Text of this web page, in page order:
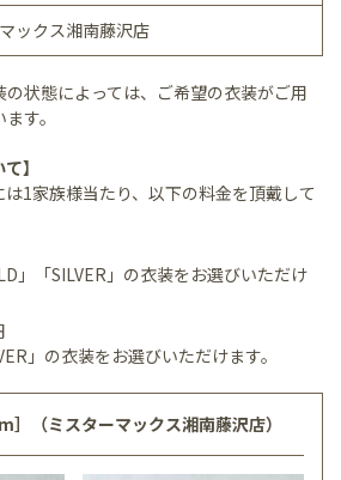
ックス湘南藤沢店
状態によっては、ご希望の衣装がご用
す。
】
1家族様当たり、以下の料金を頂戴して
」「SILVER」の衣装をお選びいただけ
」の衣装をお選びいただけます。
］（ミスターマックス湘南藤沢店）